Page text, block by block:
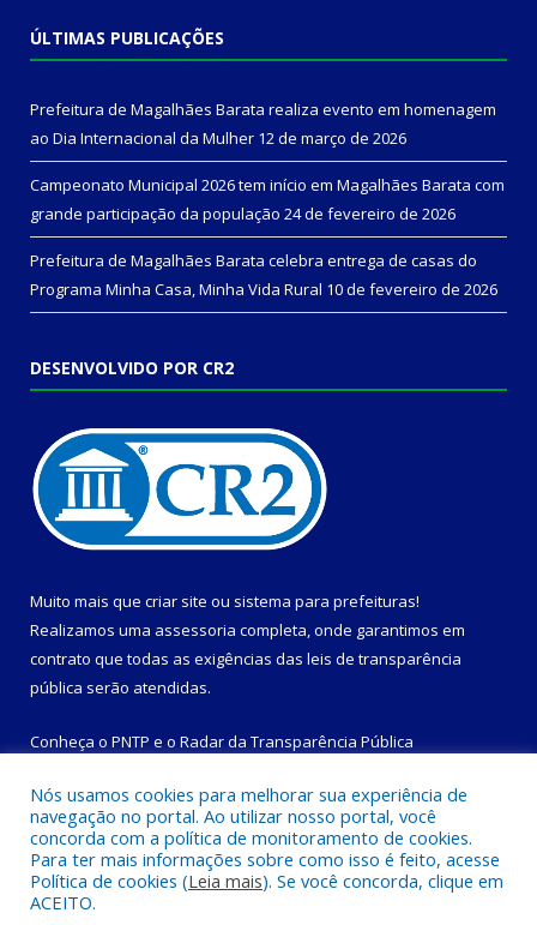
ÚLTIMAS PUBLICAÇÕES
Prefeitura de Magalhães Barata realiza evento em homenagem
ao Dia Internacional da Mulher 12 de março de 2026
Campeonato Municipal 2026 tem início em Magalhães Barata com
grande participação da população 24 de fevereiro de 2026
Prefeitura de Magalhães Barata celebra entrega de casas do
Programa Minha Casa, Minha Vida Rural 10 de fevereiro de 2026
DESENVOLVIDO POR CR2
Muito mais que criar site ou sistema para prefeituras!
Realizamos uma assessoria completa, onde garantimos em
contrato que todas as exigências das leis de transparência
pública serão atendidas.
Conheça o PNTP e o Radar da Transparência Pública
Todos os direitos reservados a Prefeitura Municipal de
Magalhães Barata.
Nós usamos cookies para melhorar sua experiência de
navegação no portal. Ao utilizar nosso portal, você
concorda com a política de monitoramento de cookies.
Para ter mais informações sobre como isso é feito, acesse
Política de cookies (Leia mais). Se você concorda, clique em
ACEITO.